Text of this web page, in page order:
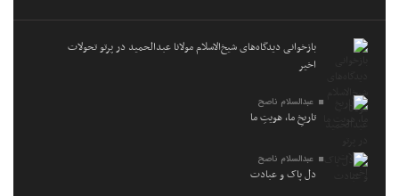
بازخوانی دیدگاه‌های شیخ‌الاسلام مولانا عبدالحمید در پرتو تحولات
اخیر
عبدالسلام ناصح
تاریخِ ما، هویتِ ما
عبدالسلام ناصح
دل پاک و عبادت